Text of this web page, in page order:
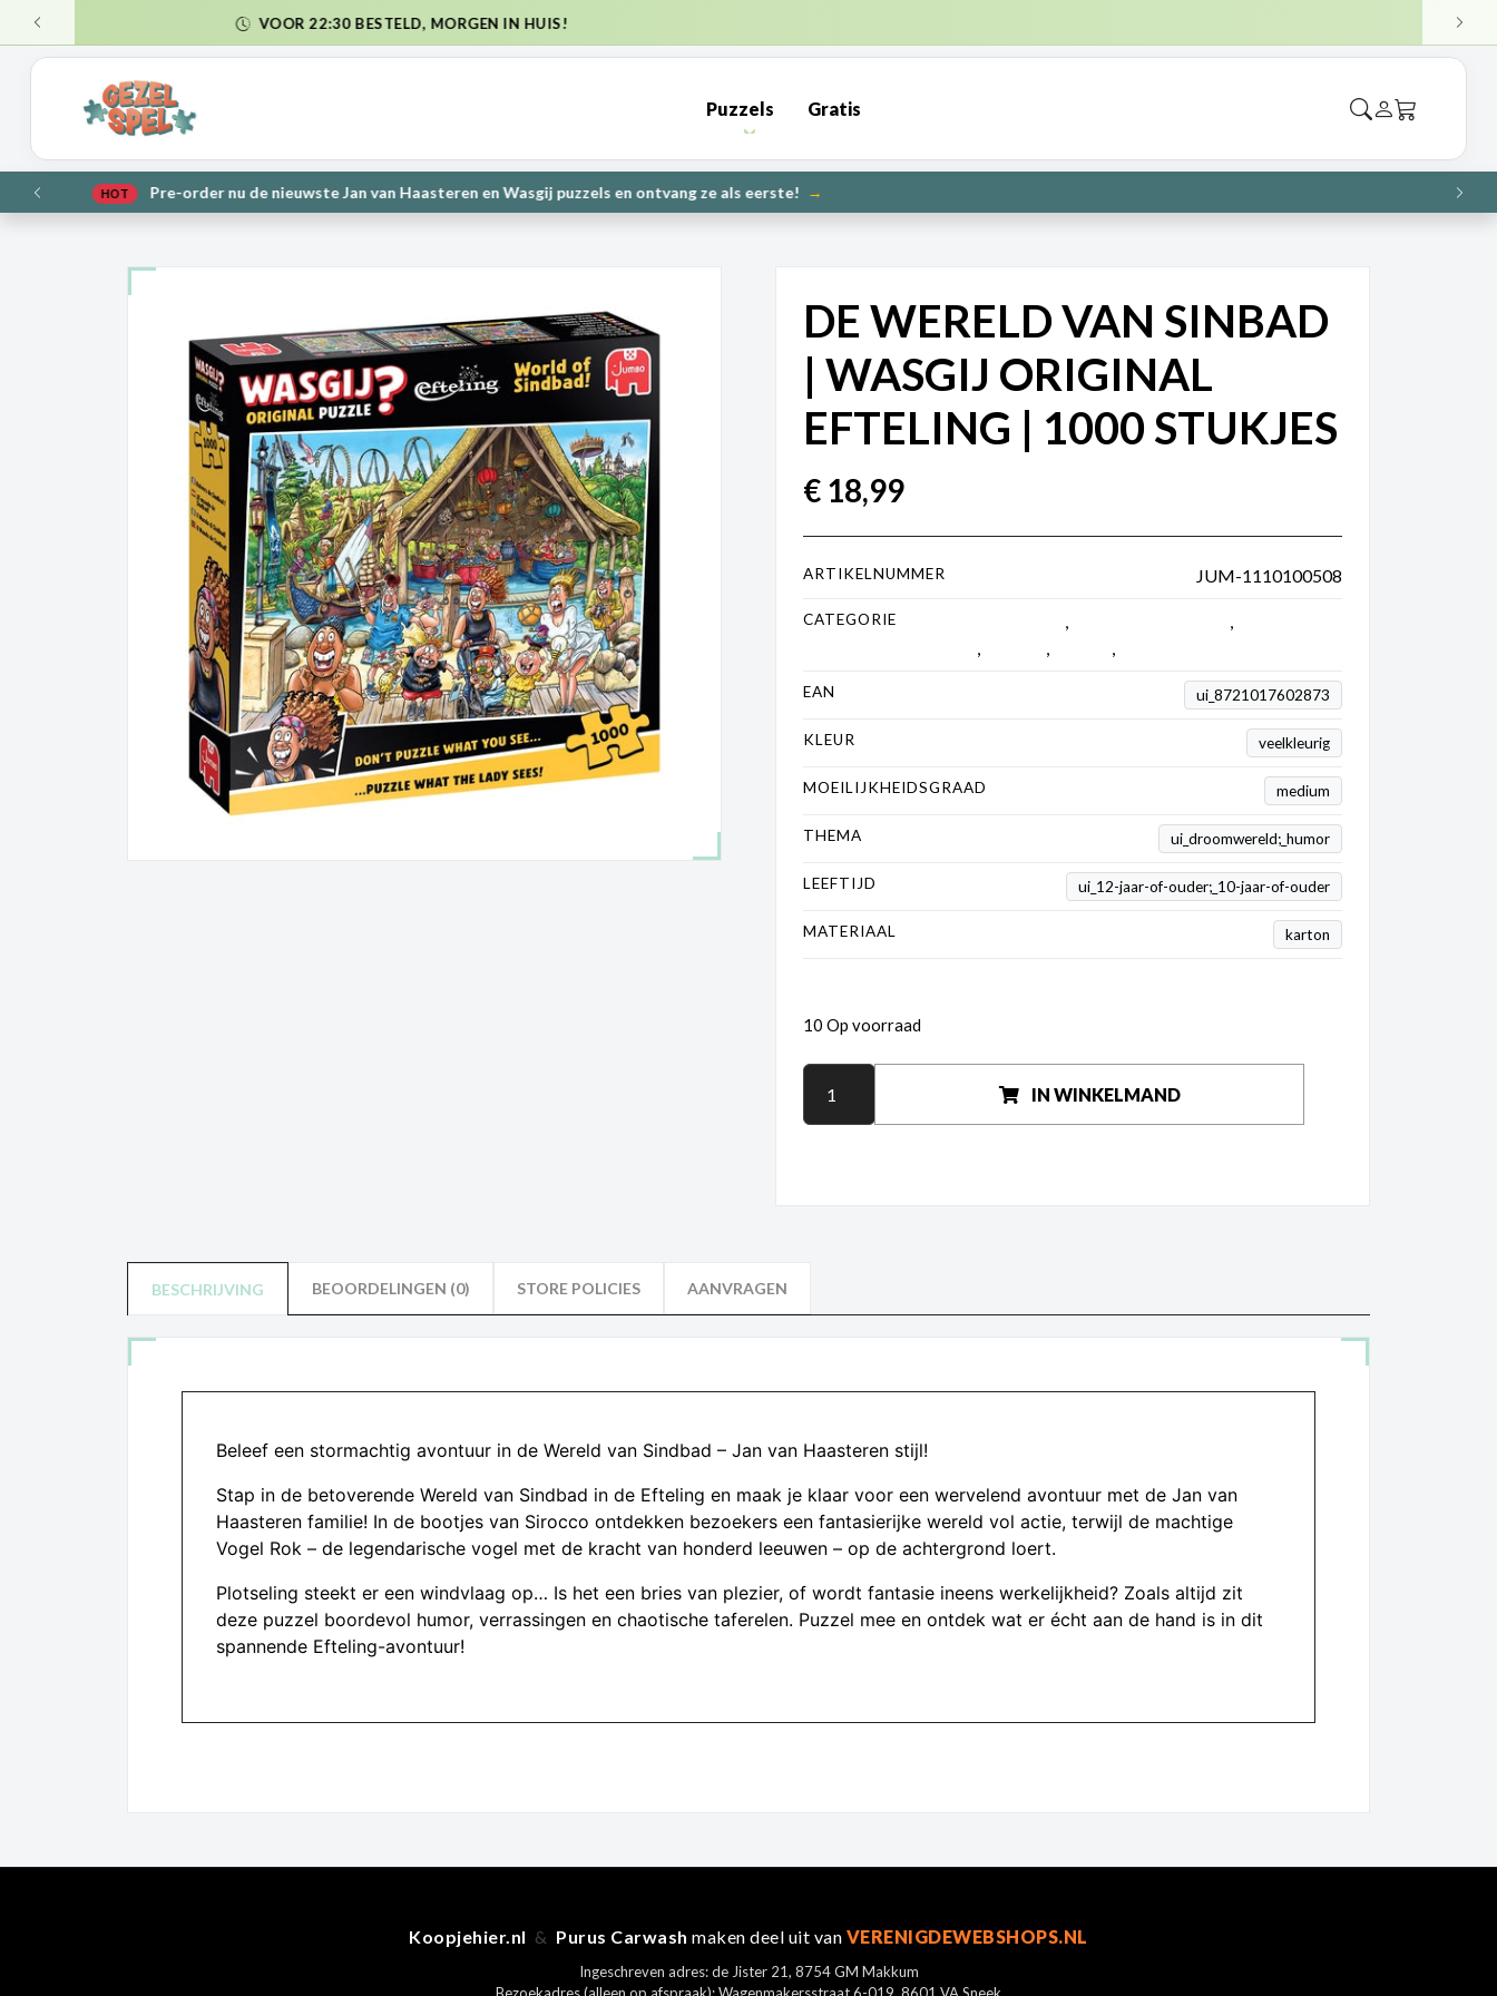
VORIGE VERZENDKOSTEN NL €6,95 (GRATIS VANAF €50) | BE €7,95 (GRATIS VANAF €75)
Puzzels Gratis
VORIGE NIEUW PRE-ORDER: Kunnen wij het maken? | Leverbaar in 1000 en 2000 stukjes
DE WERELD VAN SINBAD
| WASGIJ ORIGINAL
EFTELING | 1000 STUKJES
€ 18,99
ARTIKELNUMMER JUM-1110100508
CATEGORIE , ,
, , ,
EAN ui_8721017602873
KLEUR veelkleurig
MOEILIJKHEIDSGRAAD medium
THEMA ui_droomwereld;_humor
LEEFTIJD ui_12-jaar-of-ouder;_10-jaar-of-ouder
MATERIAAL karton
10 Op voorraad
IN WINKELMAND
BESCHRIJVING BEOORDELINGEN (0) STORE POLICIES AANVRAGEN
Beleef een stormachtig avontuur in de Wereld van Sindbad – Jan van Haasteren stijl!
Stap in de betoverende Wereld van Sindbad in de Efteling en maak je klaar voor een wervelend avontuur met de Jan van
Haasteren familie! In de bootjes van Sirocco ontdekken bezoekers een fantasierijke wereld vol actie, terwijl de machtige
Vogel Rok – de legendarische vogel met de kracht van honderd leeuwen – op de achtergrond loert.
Plotseling steekt er een windvlaag op… Is het een bries van plezier, of wordt fantasie ineens werkelijkheid? Zoals altijd zit
deze puzzel boordevol humor, verrassingen en chaotische taferelen. Puzzel mee en ontdek wat er écht aan de hand is in dit
spannende Efteling-avontuur!
Koopjehier.nl & Purus Carwash maken deel uit van VERENIGDEWEBSHOPS.NL
Ingeschreven adres: de Jister 21, 8754 GM Makkum